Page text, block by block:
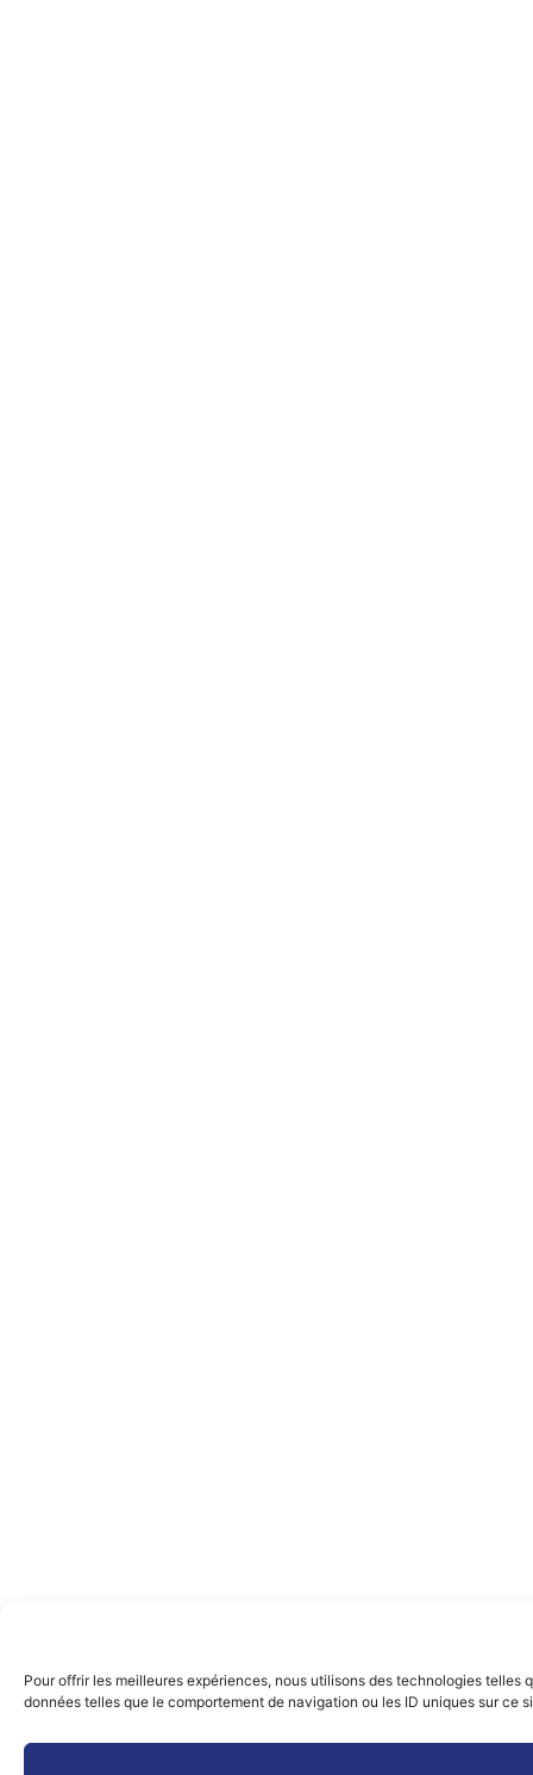
Pour offrir les meilleures expériences, nous utilisons des technologies
données telles que le comportement de navigation ou les ID uniques sur